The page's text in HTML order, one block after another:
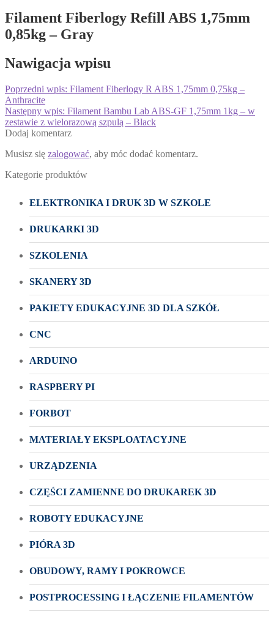
Filament Fiberlogy Refill ABS 1,75mm
0,85kg – Gray
Nawigacja wpisu
Poprzedni wpis: Filament Fiberlogy R ABS 1,75mm 0,75kg –
Anthracite
Następny wpis: Filament Bambu Lab ABS-GF 1,75mm 1kg – w
zestawie z wielorazową szpulą – Black
Dodaj komentarz
Musisz się zalogować, aby móc dodać komentarz.
Kategorie produktów
ELEKTRONIKA I DRUK 3D W SZKOLE
DRUKARKI 3D
SZKOLENIA
SKANERY 3D
PAKIETY EDUKACYJNE 3D DLA SZKÓŁ
CNC
ARDUINO
RASPBERY PI
FORBOT
MATERIAŁY EKSPLOATACYJNE
URZĄDZENIA
CZĘŚCI ZAMIENNE DO DRUKAREK 3D
ROBOTY EDUKACYJNE
PIÓRA 3D
OBUDOWY, RAMY I POKROWCE
POSTPROCESSING I ŁĄCZENIE FILAMENTÓW